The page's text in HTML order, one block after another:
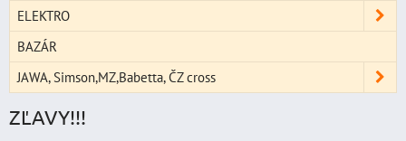
ELEKTRO
BAZÁR
JAWA, Simson,MZ,Babetta, ČZ cross
ZĽAVY!!!